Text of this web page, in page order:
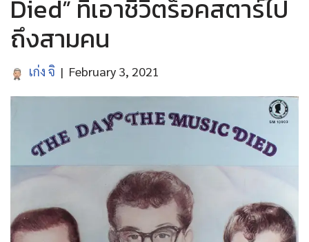
Died” ที่เอาชีวิตร็อคสตาร์ไป
ถึงสามคน
เก่ง จิ February 3, 2021